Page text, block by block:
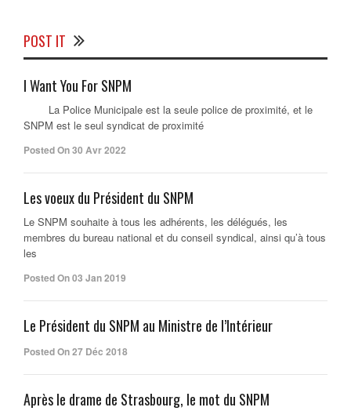
POST IT
I Want You For SNPM
La Police Municipale est la seule police de proximité, et le
SNPM est le seul syndicat de proximité
Posted On 30 Avr 2022
Les voeux du Président du SNPM
Le SNPM souhaite à tous les adhérents, les délégués, les
membres du bureau national et du conseil syndical, ainsi qu’à tous
les
Posted On 03 Jan 2019
Le Président du SNPM au Ministre de l’Intérieur
Posted On 27 Déc 2018
Après le drame de Strasbourg, le mot du SNPM